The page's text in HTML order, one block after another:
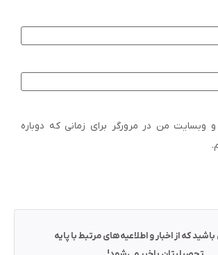
و وبسایت من در مرورگر برای زمانی که دوباره
که از اخبار و اطلاعیه‌های مرتبط با پایه